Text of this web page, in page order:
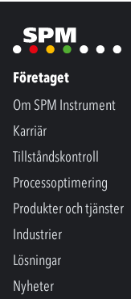
Företaget
Om SPM Instrument
Karriär
Tillståndskontroll
Processoptimering
Produkter och tjänster
Industrier
Lösningar
Nyheter